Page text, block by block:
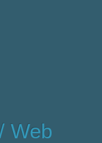
Web